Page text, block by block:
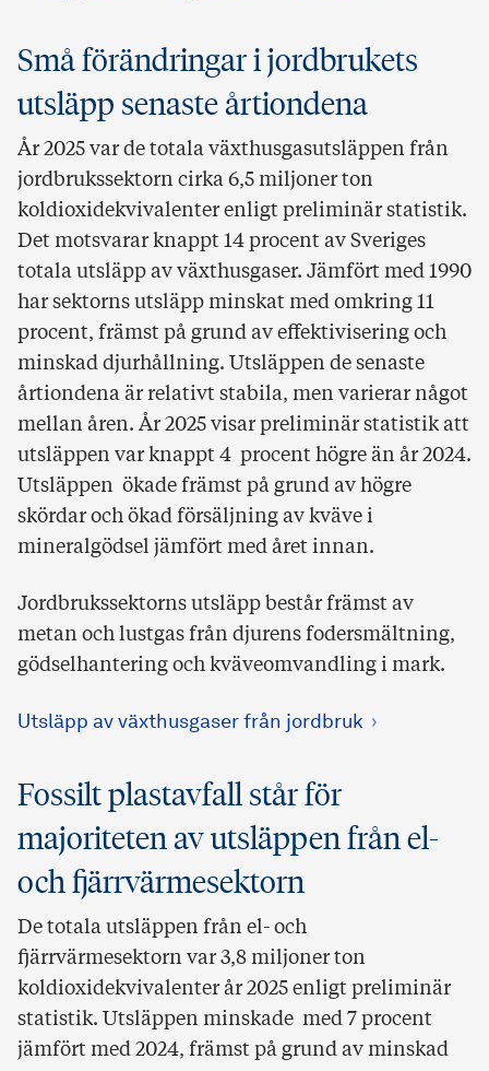
Små förändringar i jordbrukets
utsläpp senaste årtiondena
År 2025 var de totala växthusgasutsläppen från
jordbrukssektorn cirka 6,5 miljoner ton
koldioxidekvivalenter enligt preliminär statistik.
Det motsvarar knappt 14 procent av Sveriges
totala utsläpp av växthusgaser. Jämfört med 1990
har sektorns utsläpp minskat med omkring 11
procent, främst på grund av effektivisering och
minskad djurhållning. Utsläppen de senaste
årtiondena är relativt stabila, men varierar något
mellan åren. År 2025 visar preliminär statistik att
utsläppen var knappt 4 procent högre än år 2024.
Utsläppen ökade främst på grund av högre
skördar och ökad försäljning av kväve i
mineralgödsel jämfört med året innan.
Jordbrukssektorns utsläpp består främst av
metan och lustgas från djurens fodersmältning,
gödselhantering och kväveomvandling i mark.
Utsläpp av växthusgaser från jordbruk
Fossilt plastavfall står för
majoriteten av utsläppen från el-
och fjärrvärmesektorn
De totala utsläppen från el- och
fjärrvärmesektorn var 3,8 miljoner ton
koldioxidekvivalenter år 2025 enligt preliminär
statistik. Utsläppen minskade med 7 procent
jämfört med 2024, främst på grund av minskad